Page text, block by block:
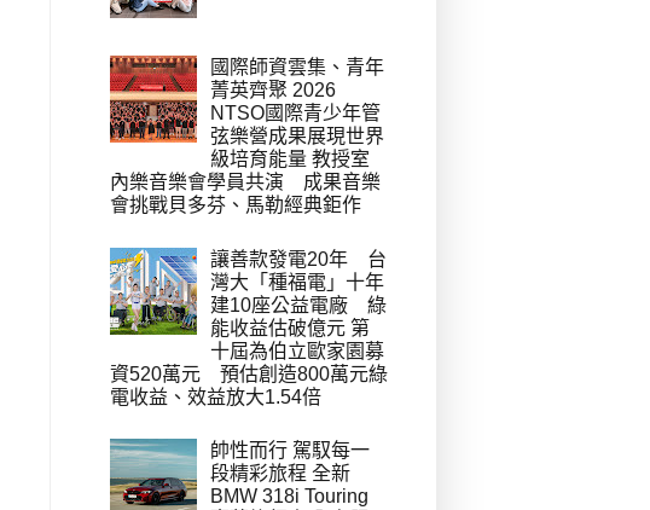
國際師資雲集、青年
菁英齊聚 2026
NTSO國際青少年管
弦樂營成果展現世界
級培育能量 教授室
內樂音樂會學員共演 成果音樂
會挑戰貝多芬、馬勒經典鉅作
讓善款發電20年 台
灣大「種福電」十年
建10座公益電廠 綠
能收益估破億元 第
十屆為伯立歐家園募
資520萬元 預估創造800萬元綠
電收益、效益放大1.54倍
帥性而行 駕馭每一
段精彩旅程 全新
BMW 318i Touring